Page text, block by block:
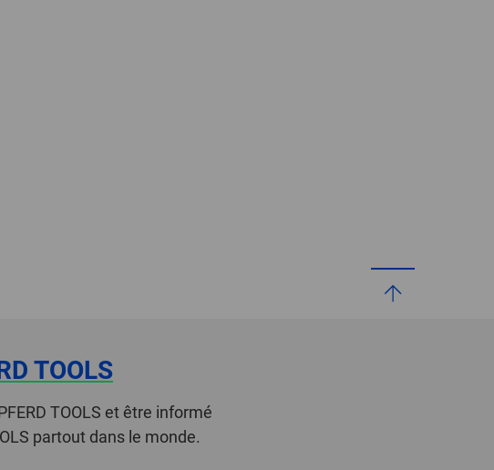
TOOLS
TOOLS et être informé
partout dans le monde.